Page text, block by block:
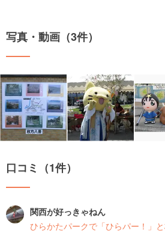
写真・動画（3件）
口コミ（1件）
関西が好っきゃねん
ひらかたパークで「ひらパー！」